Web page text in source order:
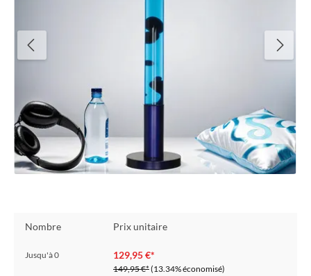
Nombre Prix unitaire
Jusqu'à0 129,95 €*
149,95 €*(13.34% économisé)